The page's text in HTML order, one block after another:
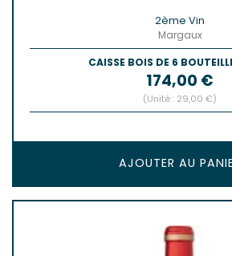
2ème Vin
Margaux
CAISSE BOIS DE 6
Prix
174,00 €
(Unité : 29,00 €)
AJOUTER AU